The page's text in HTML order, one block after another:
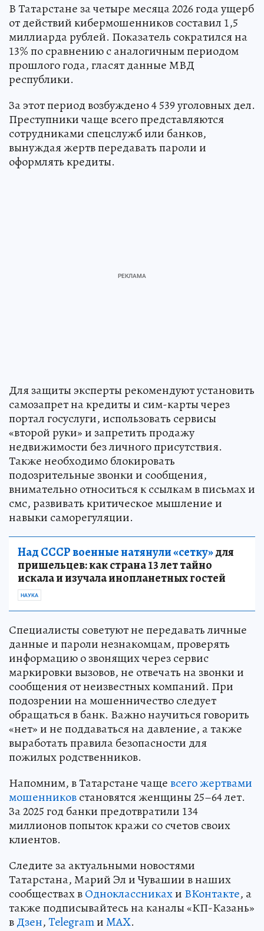
В Татарстане за четыре месяца 2026 года ущерб
от действий кибермошенников составил 1,5
миллиарда рублей. Показатель сократился на
13% по сравнению с аналогичным периодом
прошлого года, гласят данные МВД
республики.
За этот период возбуждено 4 539 уголовных дел.
Преступники чаще всего представляются
сотрудниками спецслужб или банков,
вынуждая жертв передавать пароли и
оформлять кредиты.
Для защиты эксперты рекомендуют установить
самозапрет на кредиты и сим-карты через
портал госуслуги, использовать сервисы
«второй руки» и запретить продажу
недвижимости без личного присутствия.
Также необходимо блокировать
подозрительные звонки и сообщения,
внимательно относиться к ссылкам в письмах и
смс, развивать критическое мышление и
навыки саморегуляции.
Над СССР военные натянули «сетку»для
пришельцев: как страна 13 лет тайно
искала и изучала инопланетных гостей
НАУКА
Специалисты советуют не передавать личные
данные и пароли незнакомцам, проверять
информацию о звонящих через сервис
маркировки вызовов, не отвечать на звонки и
сообщения от неизвестных компаний. При
подозрении на мошенничество следует
обращаться в банк. Важно научиться говорить
«нет» и не поддаваться на давление, а также
выработать правила безопасности для
пожилых родственников.
Напомним, в Татарстане чащевсего жертвами
мошенниковстановятся женщины 25–64 лет.
За 2025 год банки предотвратили 134
миллионов попыток кражи со счетов своих
клиентов.
Следите за актуальными новостями
Татарстана, Марий Эл и Чувашии в наших
сообществах вОдноклассникахи ВКонтакте, а
также подписывайтесь на каналы «КП-Казань»
вДзен,TelegramиMAX.